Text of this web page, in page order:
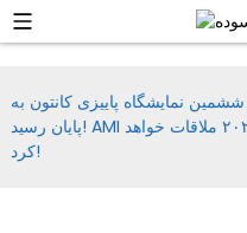
نمایشگاه پاییزی کانتون به
پایان رسید! AMI شما را در نمایشگاه بهاری کانتون ۲۰۲۵ ملاقات خواهد
کرد!